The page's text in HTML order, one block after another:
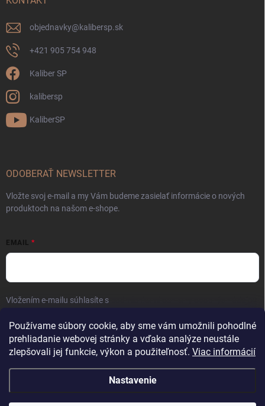
Používame súbory cookie, aby sme vám umožnili pohodlné
prehliadanie webovej stránky a vďaka analýze neustále
zlepšovali jej funkcie, výkon a použiteľnosť. Viac informácií
Nastavenie
objednavky@kalibersp.sk
+421 905 754 948
Kaliber SP
kalibersp
KaliberSP
ODOBERAŤ NEWSLETTER
Vložte svoj e-mail a my Vám budeme zasielať informácie o nových
produktoch na našom e-shope.
EMAIL
Vložením e-mailu súhlasíte s
Prihlásiť sa